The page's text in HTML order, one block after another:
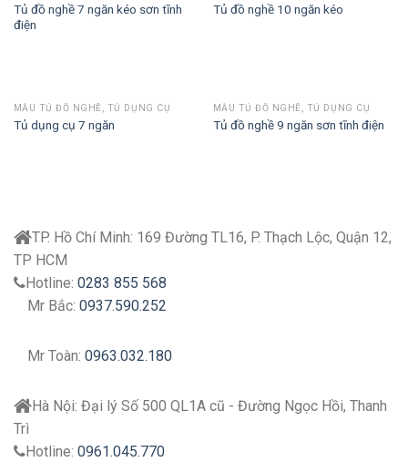
Tủ đồ nghề 7 ngăn kéo sơn tĩnh
điện
Tủ đồ nghề 10 ngăn kéo
MẪU TỦ ĐỒ NGHỀ, TỦ DỤNG CỤ
Tủ dụng cụ 7 ngăn
MẪU TỦ ĐỒ NGHỀ, TỦ DỤNG CỤ
Tủ đồ nghề 9 ngăn sơn tĩnh điện
TP. Hồ Chí Minh: 169 Đường TL16, P. Thạch Lộc, Quận 12,
TP HCM
Hotline: 0283 855 568
Mr Bắc: 0937.590.252
Mr Toàn: 0963.032.180
Hà Nội: Đại lý Số 500 QL1A cũ - Đường Ngọc Hồi, Thanh
Trì
Hotline: 0961.045.770